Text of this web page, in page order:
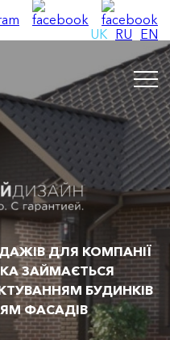
UK RU EN
ДЛЯ КОМПАНІЇ
ЗАЙМАЄТЬСЯ
БУДИНКІВ
ФАСАДІВ